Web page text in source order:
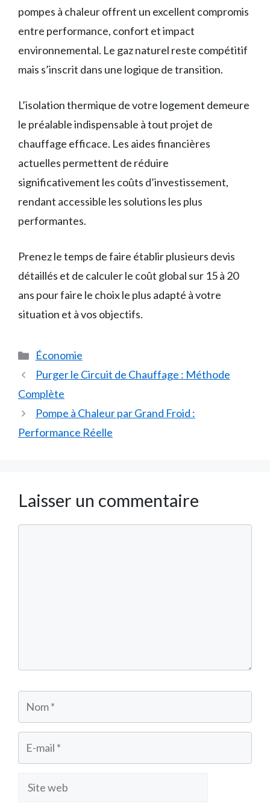
pompes à chaleur offrent un excellent compromis
entre performance, confort et impact
environnemental. Le gaz naturel reste compétitif
mais s’inscrit dans une logique de transition.
L’isolation thermique de votre logement demeure
le préalable indispensable à tout projet de
chauffage efficace. Les aides financières
actuelles permettent de réduire
significativement les coûts d’investissement,
rendant accessible les solutions les plus
performantes.
Prenez le temps de faire établir plusieurs devis
détaillés et de calculer le coût global sur 15 à 20
ans pour faire le choix le plus adapté à votre
situation et à vos objectifs.
Catégories
Économie
Purger le Circuit de Chauffage : Méthode
Complète
Pompe à Chaleur par Grand Froid :
Performance Réelle
Laisser un commentaire
Nom
E-
mail
Site